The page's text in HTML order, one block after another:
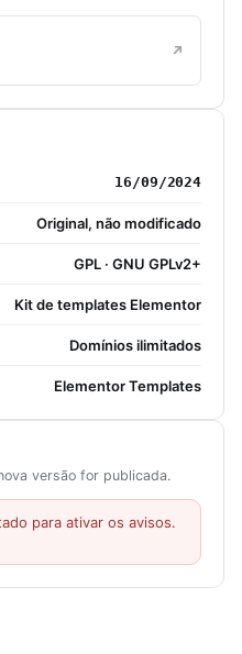
16/09/2024
Original, não modificado
GPL · GNU GPLv2+
Kit de templates Elementor
Domínios ilimitados
Elementor Templates
versão for publicada.
para ativar os avisos.